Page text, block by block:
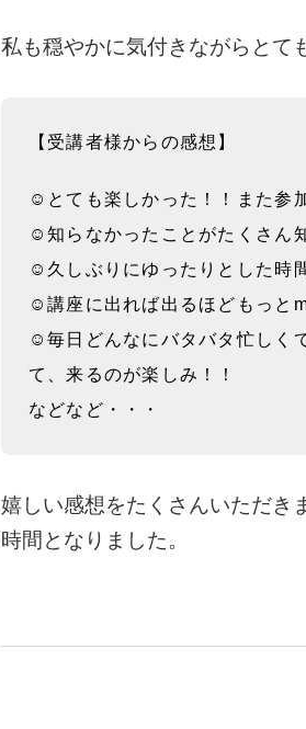
私も穏やかに気付きながらとて
【受講者様からの感想】
☺︎とても楽しかった！！また参
☺︎知らなかったことがたくさん
☺︎久しぶりにゆったりとした時
☺︎講座に出れば出るほどもっと
☺︎毎日どんなにバタバタ忙しく
て、来るのが楽しみ！！
などなど・・・
嬉しい感想をたくさんいただき
時間となりました。